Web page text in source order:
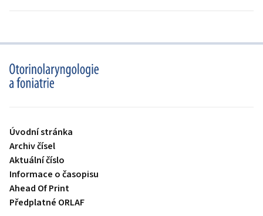
proLékaře.cz
Úvodní stránka
Archiv čísel
Aktuální číslo
Informace o časopisu
Ahead Of Print
Předplatné ORLAF